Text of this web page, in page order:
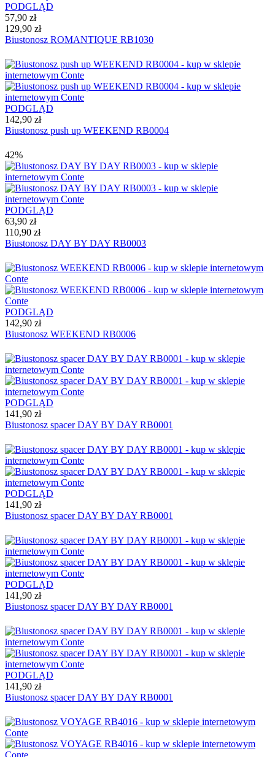
PODGLĄD
57,90 zł
129,90 zł
Biustonosz ROMANTIQUE RB1030
PODGLĄD
142,90 zł
Biustonosz push up WEEKEND RB0004
42%
PODGLĄD
63,90 zł
110,90 zł
Biustonosz DAY BY DAY RB0003
PODGLĄD
142,90 zł
Biustonosz WEEKEND RB0006
PODGLĄD
141,90 zł
Biustonosz spacer DAY BY DAY RB0001
PODGLĄD
141,90 zł
Biustonosz spacer DAY BY DAY RB0001
PODGLĄD
141,90 zł
Biustonosz spacer DAY BY DAY RB0001
PODGLĄD
141,90 zł
Biustonosz spacer DAY BY DAY RB0001